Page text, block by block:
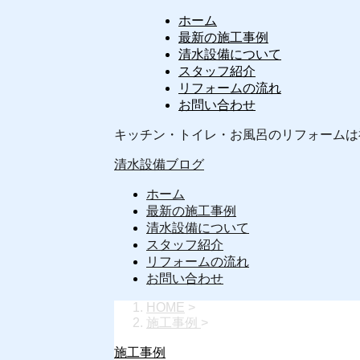
ホーム
最新の施工事例
清水設備について
スタッフ紹介
リフォームの流れ
お問い合わせ
キッチン・トイレ・お風呂のリフォーム
清水設備ブログ
ホーム
最新の施工事例
清水設備について
スタッフ紹介
リフォームの流れ
お問い合わせ
HOME >
施工事例 >
施工事例